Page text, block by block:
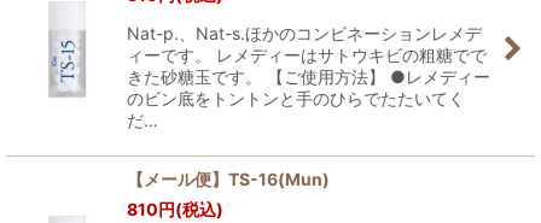
Nat-p.、Nat-s.ほかのコンビネーションレメデ
ィーです。 レメディーはサトウキビの粗糖でで
きた砂糖玉です。 【ご使用方法】 ●レメディー
のビン底をトントンと手のひらでたたいてく
だ…
【メール便】TS-16(Mun)
810円(税込)